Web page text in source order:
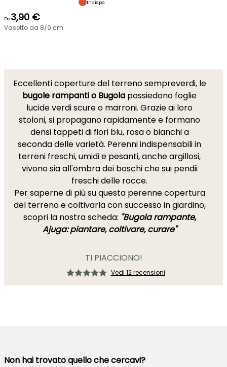
Indispo.
Da3,90 €
Vasetto da 8/9 cm
Eccellenti coperture del terreno sempreverdi, le
bugole rampanti o Bugola possiedono foglie
lucide verdi scure o marroni. Grazie ai loro
stoloni, si propagano rapidamente e formano
densi tappeti di fiori blu, rosa o bianchi a
seconda delle varietà. Perenni indispensabili in
terreni freschi, umidi e pesanti, anche argillosi,
vivono sia all'ombra dei boschi che sui pendii
freschi delle rocce.
Per saperne di più su questa perenne copertura
del terreno e coltivarla con successo in giardino,
scopri la nostra scheda: "Bugola rampante,
Ajuga: piantare, coltivare, curare"
TI PIACCIONO!
Vedi 12 recensioni
Non hai trovato quello che cercavi?